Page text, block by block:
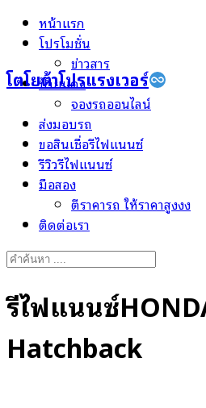
Skip
โตโยต้าโปรแรงเวอร์
หน้าแรก
โปรโมชั่น
ข่าวสาร
ป้ายแดง
จองรถออนไลน์
ส่งมอบรถ
ขอสินเชื่อรีไฟแนนซ์
รีวิวรีไฟแนนซ์
มือสอง
ตีราคารถ ให้ราคาสูงงง
ติดต่อเรา
Search
รีไฟแนนซ์
Hatchback